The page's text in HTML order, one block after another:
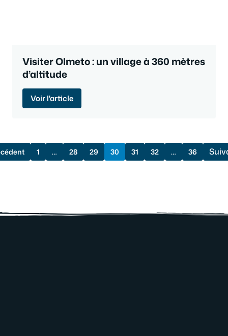
Visiter Olmeto : un village à 360 mètres
d’altitude
Voir l'article
1 … 28 29 30 31 32 … 36